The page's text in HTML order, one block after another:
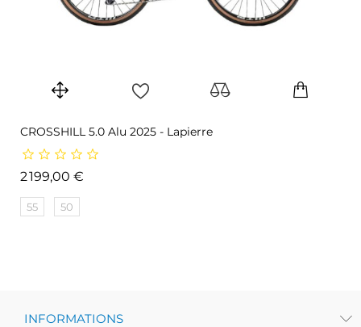
CROSSHILL 5.0 Alu 2025 - Lapierre
2 199,00 €
55 50
INFORMATIONS